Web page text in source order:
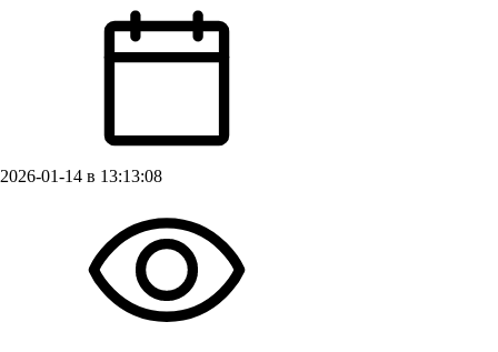
2026-01-14 в 13:13:08